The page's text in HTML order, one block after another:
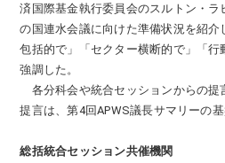
済国際基金執行委員会のスルトン・ラ
の国連水会議に向けた準備状況を紹介
包括的で」「セクター横断的で」「行
強調した。
各分科会や統合セッションからの提
提言は、第4回APWS議長サマリーの基
総括統合セッション共催機関